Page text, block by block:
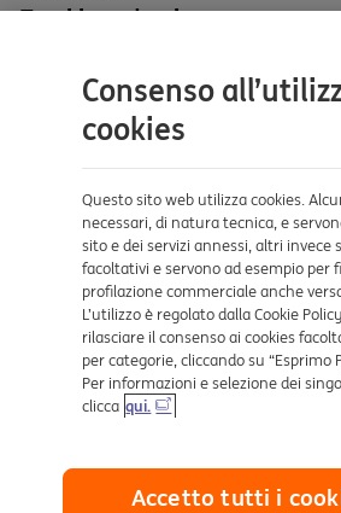
Tutti i prodotti
Aiuto e supporto
Dove ci trovi
Certificazioni
Collegamenti utili
Mappa del sito
Consenso
cookies
Questo sito web utilizza cookies.
necessari, di natura tecnica, e
sito e dei servizi annessi, altri invece
facoltativi e servono ad esempio per
profilazione commerciale anche
L’utilizzo è regolato dalla Cookie
rilasciare il consenso ai cookies
per categorie, cliccando su “Esprimo
Per informazioni e selezione dei
clicca qui.
Accetto tutti i